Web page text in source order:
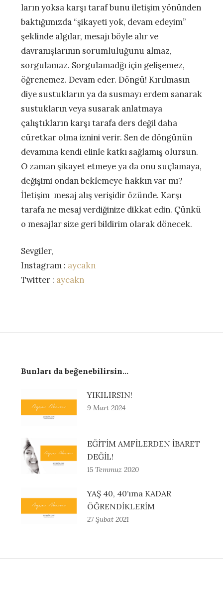
ların yoksa karşı taraf bunu iletişim yönünden
baktığımızda “şikayeti yok, devam edeyim”
şeklinde algılar, mesajı böyle alır ve
davranışlarının sorumluluğunu almaz,
sorgulamaz. Sorgulamadğı için gelişemez,
öğrenemez. Devam eder. Döngü! Kırılmasın
diye sustukların ya da susmayı erdem sanarak
sustukların veya susarak anlatmaya
çalıştıkların karşı tarafa ders değil daha
cüretkar olma iznini verir. Sen de döngünün
devamına kendi elinle katkı sağlamış olursun.
O zaman şikayet etmeye ya da onu suçlamaya,
değişimi ondan beklemeye hakkın var mı?
İletişim mesaj alış verişidir özünde. Karşı
tarafa ne mesaj verdiğinize dikkat edin. Çünkü
o mesajlar size geri bildirim olarak dönecek.
Sevgiler,
Instagram : aycakn
Twitter : aycakn
Bunları da beğenebilirsin...
YIKILIRSIN!
9 Mart 2024
EĞİTİM AMFİLERDEN İBARET
DEĞİL!
15 Temmuz 2020
YAŞ 40, 40’ıma KADAR
ÖĞRENDİKLERİM
27 Şubat 2021